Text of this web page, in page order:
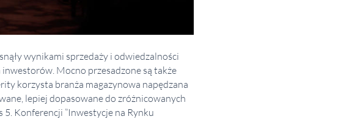
wynikami sprzedaży i odwiedzalności
Mocno przesadzone są także
korzysta branża magazynowa napędzana
lepiej dopasowane do zróżnicowanych
Konferencji ”Inwestycje na Rynku